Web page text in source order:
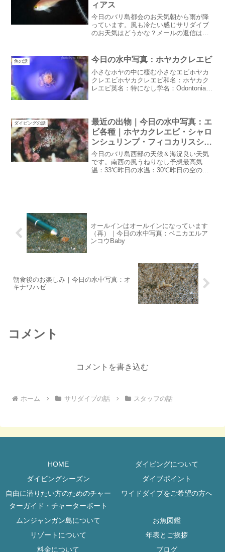
ィアス
今日のバリ島都会のお天気朝から雨が降
っています。風も冷たい感じサリダイブ
のお天気はどうかな？メールの返信は明
とブログアップします。役所巡りが終わ
ったらサリダイブに戻ります...
魚の話 今日の水中写真：ホヤカクレエビ
小さなホヤの中に棲む小さなエビホヤカ
クレエビホヤカクレエビ和名：ホヤカク
レエビ英名：特になし学名：Odontonia
エビなの...
ダイビングの話
最近の出物｜今日の水中写真：エ
ビ各種｜ホヤカクレエビ・シャロ
ンシュリンプ・フィコカリスシム
ランス・トガリモエビ・コガラシ
エビ
今日のバリ島西部の天候＆海況良い天気
です。南西の風うねりなし予想最高気
温：33℃昨日の水温：30℃昨日の空の青
オールインはオールインになっています
（再）｜今日の水中写真：ベニカエルア
ンコウBaby
朝食後のお楽しみ｜今日の水中写真：オ
キナワハゼ
コメント
コメントを書き込む
ホーム サリダイブの話 スタッフの話
HOME
ダイビングについて
ダイビングシーズン
ダイブポイント
自由に潜りたい方のためのチャー
ターガイド・チャーターボート
ワイドダイブをご希望の方へ
ムンジャンガン島について
お魚図鑑
リゾートについて
年表とご挨拶
料金について
ブログ